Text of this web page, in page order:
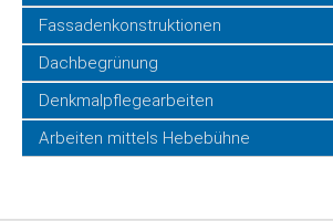
Fassadenkonstruktionen
Dachbegrünung
Denkmalpflegearbeiten
Arbeiten mittels Hebebühne